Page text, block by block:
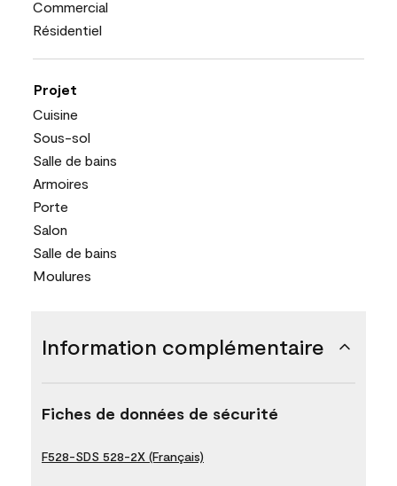
Commercial
Résidentiel
Projet
Cuisine
Sous-sol
Salle de bains
Armoires
Porte
Salon
Salle de bains
Moulures
Information complémentaire
Fiches de données de sécurité
F528-SDS 528-2X (Français)